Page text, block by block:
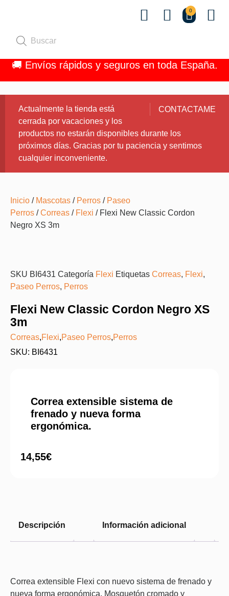
0
🚚 Envíos rápidos y seguros en toda España.
CONTACTAME
Actualmente la tienda está
cerrada por vacaciones y los
productos no estarán disponibles durante los
próximos días. Gracias por tu paciencia y sentimos
cualquier inconveniente.
Inicio / Mascotas / Perros / Paseo
Perros /Correas / Flexi / Flexi New Classic Cordon
Negro XS 3m
SKU BI6431 Categoría Flexi Etiquetas Correas, Flexi,
Paseo Perros, Perros
Flexi New Classic Cordon Negro XS
3m
Correas,Flexi,Paseo Perros,Perros
SKU: BI6431
Correa extensible sistema de
frenado y nueva forma
ergonómica.
14,55€
Descripción Información adicional
Correa extensible Flexi con nuevo sistema de frenado y
nueva forma ergonómica. Mosquetón cromado y